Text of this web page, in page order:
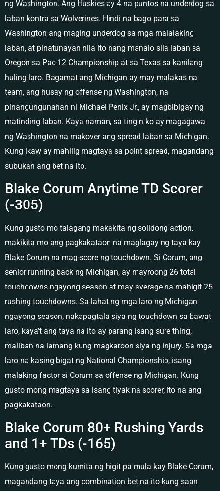
ng Washington. Ang Huskies ay 4 na puntos na underdog sa
laban kontra sa Wolverines. Hindi na bago para sa
Washington ang maging underdog sa mga malalaking
laban, at pinatunayan nila ito nang manalo sila laban sa
Oregon sa Pac-12 Championship at sa Texas sa kanilang
huling laro. Bagamat ang Michigan ay may malakas na
team, ang husay ng offense ng Washington, na
pinangungunahan ni Michael Penix Jr., ay magbibigay ng
matinding laban. Kaya naman, sa tingin ko ay magagawa
ng Washington na makover ang spread laban sa Michigan.
Kung ikaw ay mahilig magtaya sa point spread, magandang
subukan ang bet na ito.
Blake Corum Anytime TD Scorer
(-305)
Kung gusto mo talagang makakita ng solidong action,
makikita mo ang pagkakataon na maglagay ng taya kay
Blake Corum na mag-score ng touchdown. Si Corum, ang
senior running back ng Michigan, ay mayroong 26 total
touchdowns ngayong season at may average na mahigit 25
rushing touchdowns. Sa lahat ng mga laro ng Michigan
ngayong season, nakapagtala siya ng touchdown sa bawat
laro, kaya’t ang taya na ito ay parang isang sure thing,
maliban na lamang kung magkaroon siya ng injury. Sa mga
laro na kasing bigat ng National Championship, isang
malaking factor si Corum sa offense ng Michigan. Kung
gusto mong magtaya sa isang tiyak na scorer, ito na ang
pagkakataon.
Blake Corum 80+ Rushing Yards
and 1+ TDs (-165)
Kung gusto mong kumita ng higit pa mula kay Blake Corum,
magandang taya ang combination bet na ito kung saan